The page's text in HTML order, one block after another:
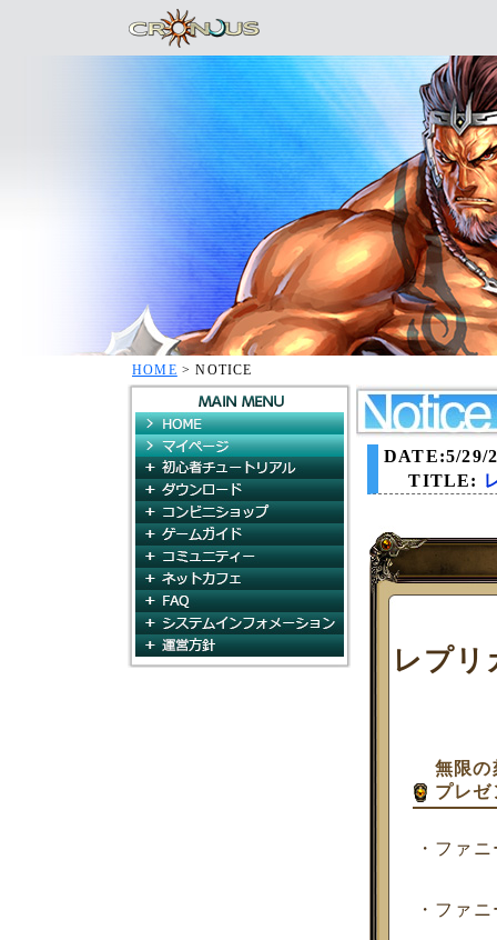
HOME > NOTICE
HOME
マイページ
初心者チュートリアル
ダウンロード
ゲームガイド
コミュニティ
ネットカフェ
DATE:5/29/
TITLE:
レプリ
無限
プレ
・ファ
・ファ